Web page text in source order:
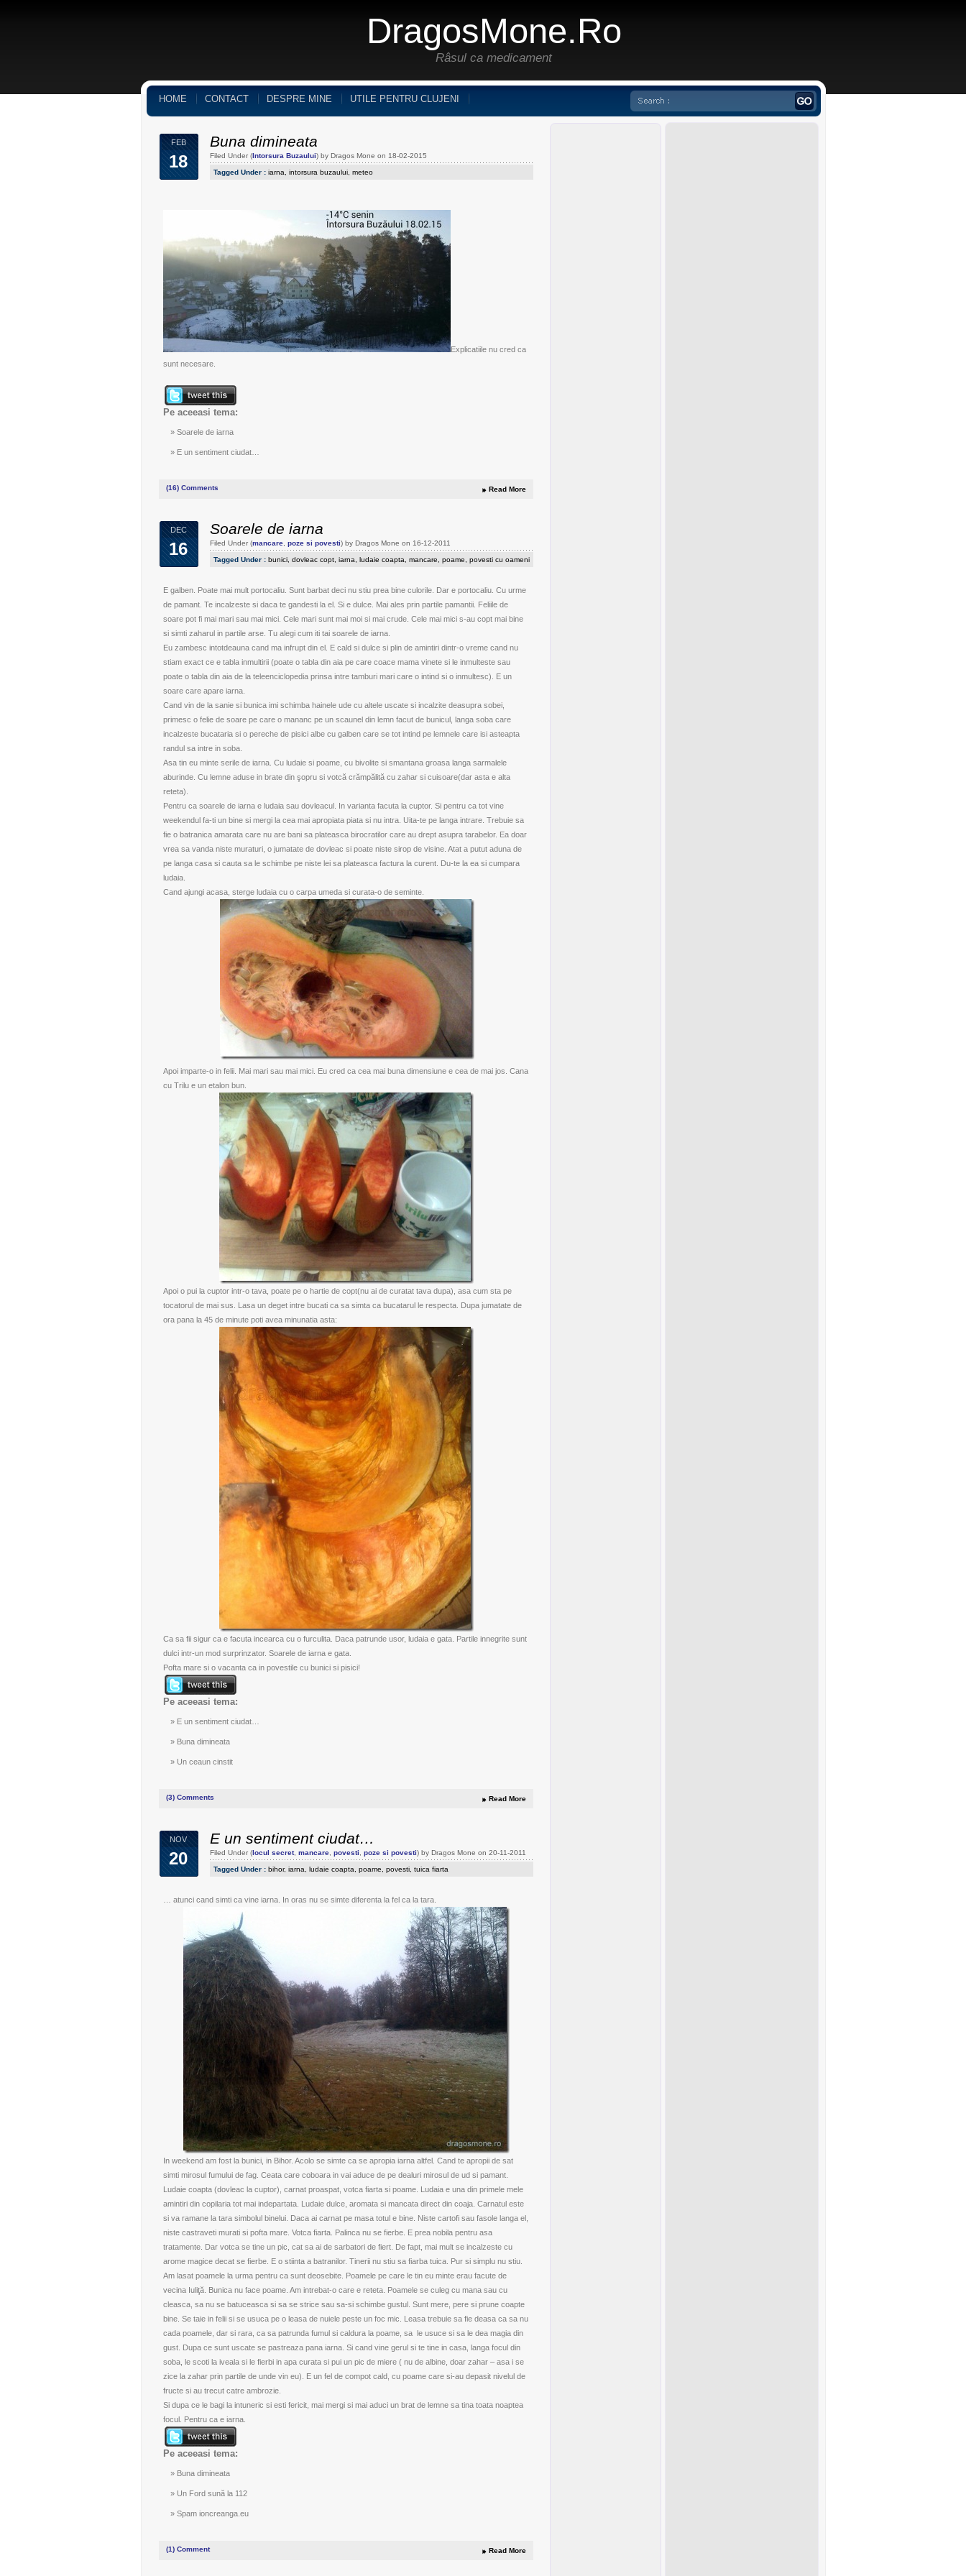
DragosMone.ro
Râsul ca medicament
HOME CONTACT DESPRE MINE UTILE PENTRU CLUJENI
FEB
18
Buna dimineata
Filed Under (Intorsura Buzaului) by Dragos Mone on 18-02-2015
Tagged Under : iarna intorsura buzaului, meteo
Explicatiile nu cred ca
sunt necesare.
Pe aceeasi tema:
Soarele de iarna
E un sentiment ciudat…
(16)Comments Read More
DEC
16
Soarele de iarna
Filed Under (mancare, poze si povesti) by Dragos Mone on 16-12-2011
Tagged Under : bunici, dovleac copt, iarna ludaie coapta mancare poame povesti cu oameni
E galben. Poate mai mult portocaliu. Sunt barbat deci nu stiu prea bine culorile. Dar e portocaliu. Cu urme
de pamant. Te incalzeste si daca te gandesti la el. Si e dulce. Mai ales prin partile pamantii. Feliile de
soare pot fi mai mari sau mai mici. Cele mari sunt mai moi si mai crude. Cele mai mici s-au copt mai bine
si simti zaharul in partile arse. Tu alegi cum iti tai soarele de iarna.
Eu zambesc intotdeauna cand ma infrupt din el. E cald si dulce si plin de amintiri dintr-o vreme cand nu
stiam exact ce e tabla inmultirii (poate o tabla din aia pe care coace mama vinete si le inmulteste sau
poate o tabla din aia de la teleenciclopedia prinsa intre tamburi mari care o intind si o inmultesc). E un
soare care apare iarna.
Cand vin de la sanie si bunica imi schimba hainele ude cu altele uscate si incalzite deasupra sobei,
primesc o felie de soare pe care o mananc pe un scaunel din lemn facut de bunicul, langa soba care
incalzeste bucataria si o pereche de pisici albe cu galben care se tot intind pe lemnele care isi asteapta
randul sa intre in soba.
Asa tin eu minte serile de iarna. Cu ludaie si poame, cu bivolite si smantana groasa langa sarmalele
aburinde. Cu lemne aduse in brate din şopru si votcă crămpălită cu zahar si cuisoare(dar asta e alta
reteta).
Pentru ca soarele de iarna e ludaia sau dovleacul. In varianta facuta la cuptor. Si pentru ca tot vine
weekendul fa-ti un bine si mergi la cea mai apropiata piata si nu intra. Uita-te pe langa intrare. Trebuie sa
fie o batranica amarata care nu are bani sa plateasca birocratilor care au drept asupra tarabelor. Ea doar
vrea sa vanda niste muraturi, o jumatate de dovleac si poate niste sirop de visine. Atat a putut aduna de
pe langa casa si cauta sa le schimbe pe niste lei sa plateasca factura la curent. Du-te la ea si cumpara
ludaia.
Cand ajungi acasa, sterge ludaia cu o carpa umeda si curata-o de seminte.
Apoi imparte-o in felii. Mai mari sau mai mici. Eu cred ca cea mai buna dimensiune e cea de mai jos. Cana
cu Trilu e un etalon bun.
Apoi o pui la cuptor intr-o tava, poate pe o hartie de copt(nu ai de curatat tava dupa), asa cum sta pe
tocatorul de mai sus. Lasa un deget intre bucati ca sa simta ca bucatarul le respecta. Dupa jumatate de
ora pana la 45 de minute poti avea minunatia asta:
Ca sa fii sigur ca e facuta incearca cu o furculita. Daca patrunde usor, ludaia e gata. Partile innegrite sunt
dulci intr-un mod surprinzator. Soarele de iarna e gata.
Pofta mare si o vacanta ca in povestile cu bunici si pisici!
Pe aceeasi tema:
E un sentiment ciudat…
Buna dimineata
Un ceaun cinstit
(3)Comments Read More
NOV
20
E un sentiment ciudat…
Filed Under (locul secret, mancare, povesti poze si povesti) by Dragos Mone on 20-11-2011
Tagged Under : bihor, iarna ludaie coapta poame povesti, tuica fiarta
… atunci cand simti ca vine iarna. In oras nu se simte diferenta la fel ca la tara.
In weekend am fost la bunici, in Bihor. Acolo se simte ca se apropia iarna altfel. Cand te apropii de sat
simti mirosul fumului de fag. Ceata care coboara in vai aduce de pe dealuri mirosul de ud si pamant.
Ludaie coapta (dovleac la cuptor), carnat proaspat, votca fiarta si poame. Ludaia e una din primele mele
amintiri din copilaria tot mai indepartata. Ludaie dulce, aromata si mancata direct din coaja. Carnatul este
si va ramane la tara simbolul binelui. Daca ai carnat pe masa totul e bine. Niste cartofi sau fasole langa el,
niste castraveti murati si pofta mare. Votca fiarta. Palinca nu se fierbe. E prea nobila pentru asa
tratamente. Dar votca se tine un pic, cat sa ai de sarbatori de fiert. De fapt, mai mult se incalzeste cu
arome magice decat se fierbe. E o stiinta a batranilor. Tinerii nu stiu sa fiarba tuica. Pur si simplu nu stiu.
Am lasat poamele la urma pentru ca sunt deosebite. Poamele pe care le tin eu minte erau facute de
vecina Iuliţă. Bunica nu face poame. Am intrebat-o care e reteta. Poamele se culeg cu mana sau cu
cleasca, sa nu se batuceasca si sa se strice sau sa-si schimbe gustul. Sunt mere, pere si prune coapte
bine. Se taie in felii si se usuca pe o leasa de nuiele peste un foc mic. Leasa trebuie sa fie deasa ca sa nu
cada poamele, dar si rara, ca sa patrunda fumul si caldura la poame, sa le usuce si sa le dea magia din
gust. Dupa ce sunt uscate se pastreaza pana iarna. Si cand vine gerul si te tine in casa, langa focul din
soba, le scoti la iveala si le fierbi in apa curata si pui un pic de miere ( nu de albine, doar zahar – asa i se
zice la zahar prin partile de unde vin eu). E un fel de compot cald, cu poame care si-au depasit nivelul de
fructe si au trecut catre ambrozie.
Si dupa ce le bagi la intuneric si esti fericit, mai mergi si mai aduci un brat de lemne sa tina toata noaptea
focul. Pentru ca e iarna.
Pe aceeasi tema:
Buna dimineata
Un Ford sună la 112
Spam ioncreanga.eu
(1)Comment Read More